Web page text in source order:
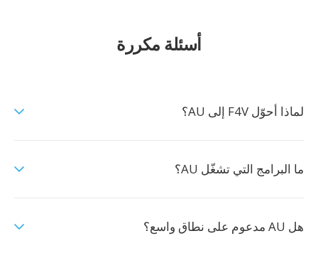
أسئلة مكررة
لماذا أحوّل F4V إلى AU؟
ما البرامج التي تشغّل AU؟
هل AU مدعوم على نطاق واسع؟